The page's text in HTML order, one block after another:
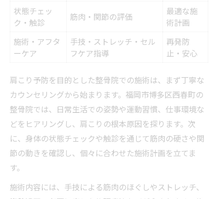
状態チェッ
ク・触診
筋肉・関節の評価
最適な施
術計画
施術・アフタ
ーケア
手技・ストレッチ・セル
フケア指導
再発防
止・安心
肩こり予防を目的とした整骨院での施術は、まず丁寧な
カウンセリングから始まります。福岡市博多区西春町の
整骨院では、日常生活での姿勢や運動習慣、仕事環境な
どをヒアリングし、肩こりの根本原因を探ります。次
に、身体の状態チェックや触診を通じて筋肉の硬さや関
節の動きを確認し、個々に合わせた施術計画を立てま
す。
施術内容には、手技による筋肉のほぐしやストレッチ、